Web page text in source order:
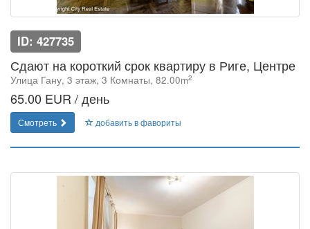
ID: 427735
Сдают на короткий срок квартиру в Риге, Центре
Улица Гану, 3 этаж, 3 Комнаты, 82.00m2
65.00 EUR / день
Смотреть добавить в фавориты